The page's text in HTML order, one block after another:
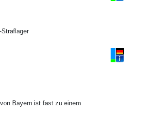
Bayern ist fast zu einem